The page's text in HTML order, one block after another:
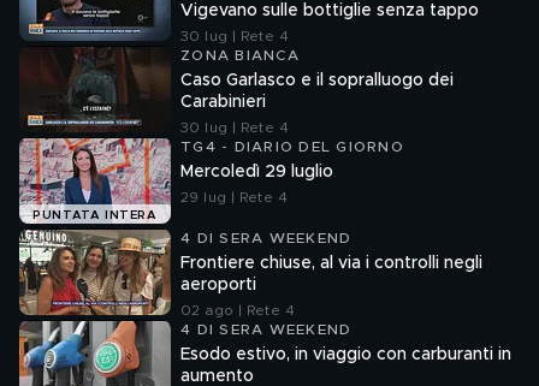
Vigevano sulle bottiglie senza tappo
30 lug | Rete 4
ZONA BIANCA
Caso Garlasco e il sopralluogo dei
Carabinieri
30 lug | Rete 4
PUNTATA INTERA
TG4 - DIARIO DEL GIORNO
Mercoledì 29 luglio
29 lug | Rete 4
4 DI SERA WEEKEND
Frontiere chiuse, al via i controlli negli
aeroporti
02 ago | Rete 4
4 DI SERA WEEKEND
Esodo estivo, in viaggio con carburanti in
aumento